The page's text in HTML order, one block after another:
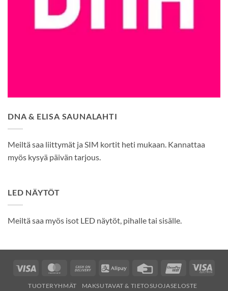
DNA & ELISA SAUNALAHTI
Meiltä saa liittymät ja SIM kortit heti mukaan. Kannattaa
myös kysyä päivän tarjous.
LED NÄYTÖT
Meiltä saa myös isot LED näytöt, pihalle tai sisälle.
Visa MasterCardCash
Alipay
Credit
UnionPayVisa
TUOTERYHMÄT
MAKSUTAVAT & TIETOSUOJASELOSTE